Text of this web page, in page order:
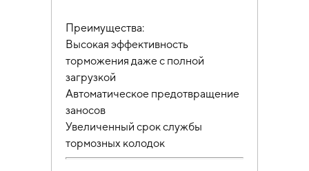
Преимущества:
Высокая эффективность
торможения даже с полной
загрузкой
Автоматическое предотвращение
заносов
Увеличенный срок службы
тормозных колодок